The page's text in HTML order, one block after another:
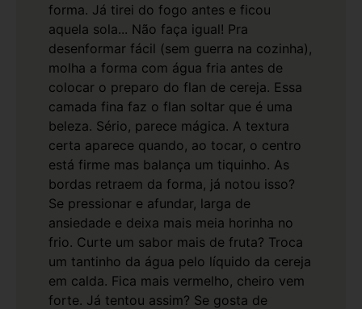
forma. Já tirei do fogo antes e ficou
aquela sola... Não faça igual! Pra
desenformar fácil (sem guerra na cozinha),
molha a forma com água fria antes de
colocar o preparo do flan de cereja. Essa
camada fina faz o flan soltar que é uma
beleza. Sério, parece mágica. A textura
certa aparece quando, ao tocar, o centro
está firme mas balança um tiquinho. As
bordas retraem da forma, já notou isso?
Se pressionar e afundar, larga de
ansiedade e deixa mais meia horinha no
frio. Curte um sabor mais de fruta? Troca
um tantinho da água pelo líquido da cereja
em calda. Fica mais vermelho, cheiro vem
forte. Já tentou assim? Se gosta de